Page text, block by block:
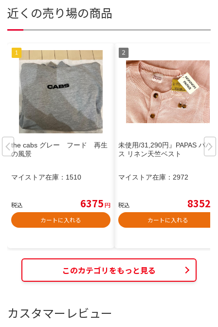
近くの売り場の商品
the cabs グレー フード 再生
の風景
マイストア在庫： 1510
税込 6375円
カートに入れる
未使用/31,290円』PAPAS パパ
ス リネン天竺ベスト
マイストア在庫： 2972
税込 8352
カートに入れる
このカテゴリをもっと見る
カスタマーレビュー